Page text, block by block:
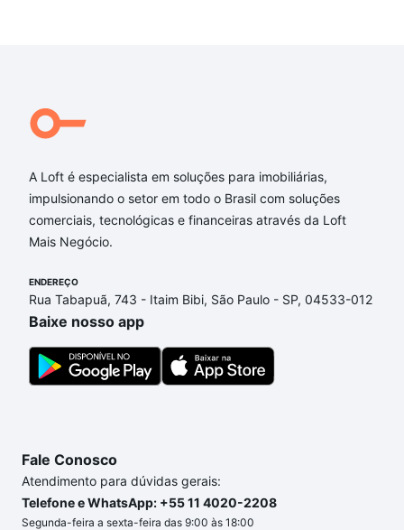
A Loft é especialista em soluções para imobiliárias,
impulsionando o setor em todo o Brasil com soluções
comerciais, tecnológicas e financeiras através da Loft
Mais Negócio.
ENDEREÇO
Rua Tabapuã, 743 - Itaim Bibi, São Paulo - SP, 04533-012
Baixe nosso app
Fale Conosco
Atendimento para dúvidas gerais:
Telefone e WhatsApp: +55 11 4020-2208
Segunda-feira a sexta-feira das 9:00 às 18:00